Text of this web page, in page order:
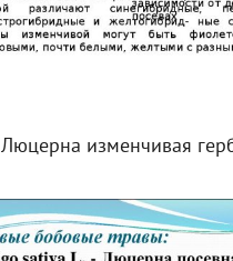
Люцерна изменчивая